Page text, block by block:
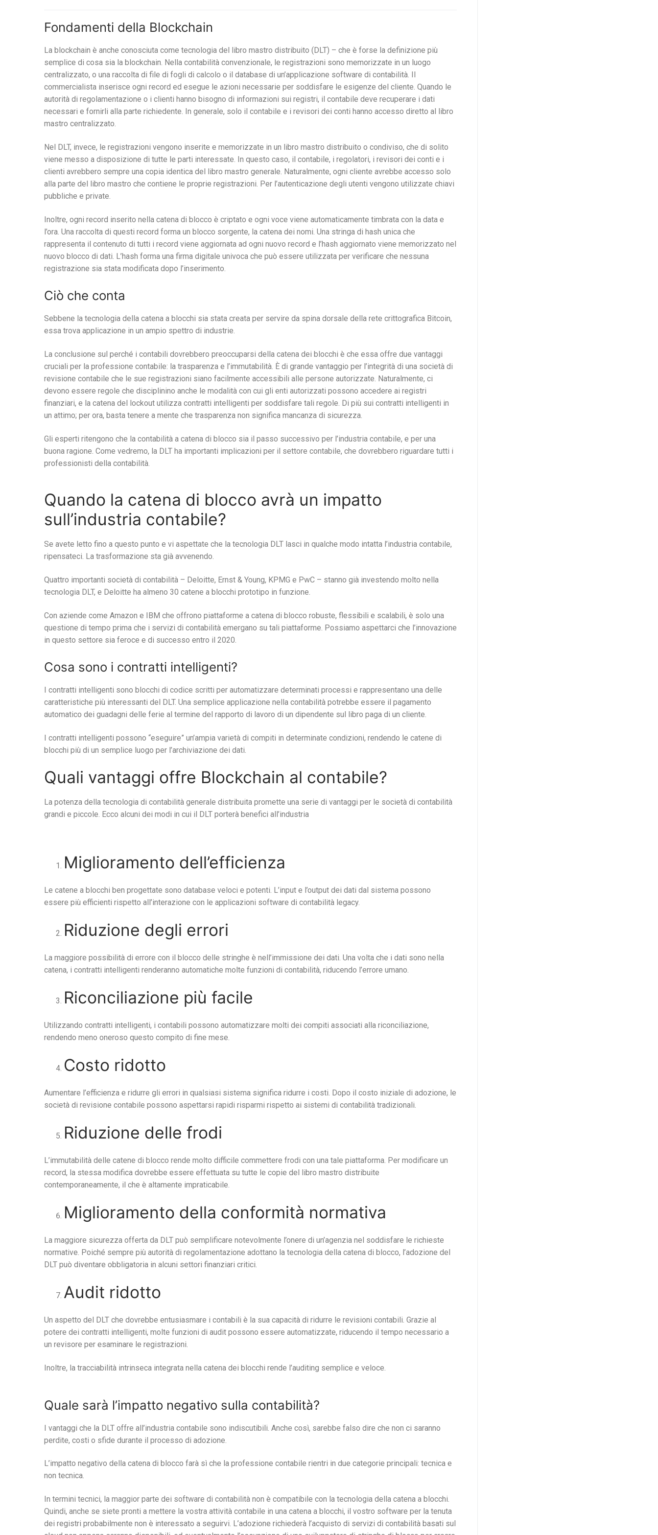
Fondamenti della Blockchain
La blockchain è anche conosciuta come tecnologia del libro mastro distribuito (DLT) – che è forse la definizione più
semplice di cosa sia la blockchain. Nella contabilità convenzionale, le registrazioni sono memorizzate in un luogo
centralizzato, o una raccolta di file di fogli di calcolo o il database di un’applicazione software di contabilità. Il
commercialista inserisce ogni record ed esegue le azioni necessarie per soddisfare le esigenze del cliente. Quando le
autorità di regolamentazione o i clienti hanno bisogno di informazioni sui registri, il contabile deve recuperare i dati
necessari e fornirli alla parte richiedente. In generale, solo il contabile e i revisori dei conti hanno accesso diretto al libro
mastro centralizzato.
Nel DLT, invece, le registrazioni vengono inserite e memorizzate in un libro mastro distribuito o condiviso, che di solito
viene messo a disposizione di tutte le parti interessate. In questo caso, il contabile, i regolatori, i revisori dei conti e i
clienti avrebbero sempre una copia identica del libro mastro generale. Naturalmente, ogni cliente avrebbe accesso solo
alla parte del libro mastro che contiene le proprie registrazioni. Per l’autenticazione degli utenti vengono utilizzate chiavi
pubbliche e private.
Inoltre, ogni record inserito nella catena di blocco è criptato e ogni voce viene automaticamente timbrata con la data e
l’ora. Una raccolta di questi record forma un blocco sorgente, la catena dei nomi. Una stringa di hash unica che
rappresenta il contenuto di tutti i record viene aggiornata ad ogni nuovo record e l’hash aggiornato viene memorizzato nel
nuovo blocco di dati. L’hash forma una firma digitale univoca che può essere utilizzata per verificare che nessuna
registrazione sia stata modificata dopo l’inserimento.
Ciò che conta
Sebbene la tecnologia della catena a blocchi sia stata creata per servire da spina dorsale della rete crittografica Bitcoin,
essa trova applicazione in un ampio spettro di industrie.
La conclusione sul perché i contabili dovrebbero preoccuparsi della catena dei blocchi è che essa offre due vantaggi
cruciali per la professione contabile: la trasparenza e l’immutabilità. È di grande vantaggio per l’integrità di una società di
revisione contabile che le sue registrazioni siano facilmente accessibili alle persone autorizzate. Naturalmente, ci
devono essere regole che disciplinino anche le modalità con cui gli enti autorizzati possono accedere ai registri
finanziari, e la catena del lockout utilizza contratti intelligenti per soddisfare tali regole. Di più sui contratti intelligenti in
un attimo; per ora, basta tenere a mente che trasparenza non significa mancanza di sicurezza.
Gli esperti ritengono che la contabilità a catena di blocco sia il passo successivo per l’industria contabile, e per una
buona ragione. Come vedremo, la DLT ha importanti implicazioni per il settore contabile, che dovrebbero riguardare tutti i
professionisti della contabilità.
Quando la catena di blocco avrà un impatto
sull’industria contabile?
Se avete letto fino a questo punto e vi aspettate che la tecnologia DLT lasci in qualche modo intatta l’industria contabile,
ripensateci. La trasformazione sta già avvenendo.
Quattro importanti società di contabilità – Deloitte, Ernst & Young, KPMG e PwC – stanno già investendo molto nella
tecnologia DLT, e Deloitte ha almeno 30 catene a blocchi prototipo in funzione.
Con aziende come Amazon e IBM che offrono piattaforme a catena di blocco robuste, flessibili e scalabili, è solo una
questione di tempo prima che i servizi di contabilità emergano su tali piattaforme. Possiamo aspettarci che l’innovazione
in questo settore sia feroce e di successo entro il 2020.
Cosa sono i contratti intelligenti?
I contratti intelligenti sono blocchi di codice scritti per automatizzare determinati processi e rappresentano una delle
caratteristiche più interessanti del DLT. Una semplice applicazione nella contabilità potrebbe essere il pagamento
automatico dei guadagni delle ferie al termine del rapporto di lavoro di un dipendente sul libro paga di un cliente.
I contratti intelligenti possono “eseguire” un’ampia varietà di compiti in determinate condizioni, rendendo le catene di
blocchi più di un semplice luogo per l’archiviazione dei dati.
Quali vantaggi offre Blockchain al contabile?
La potenza della tecnologia di contabilità generale distribuita promette una serie di vantaggi per le società di contabilità
grandi e piccole. Ecco alcuni dei modi in cui il DLT porterà benefici all’industria
Miglioramento dell’efficienza
Le catene a blocchi ben progettate sono database veloci e potenti. L’input e l’output dei dati dal sistema possono
essere più efficienti rispetto all’interazione con le applicazioni software di contabilità legacy.
Riduzione degli errori
La maggiore possibilità di errore con il blocco delle stringhe è nell’immissione dei dati. Una volta che i dati sono nella
catena, i contratti intelligenti renderanno automatiche molte funzioni di contabilità, riducendo l’errore umano.
Riconciliazione più facile
Utilizzando contratti intelligenti, i contabili possono automatizzare molti dei compiti associati alla riconciliazione,
rendendo meno oneroso questo compito di fine mese.
Costo ridotto
Aumentare l’efficienza e ridurre gli errori in qualsiasi sistema significa ridurre i costi. Dopo il costo iniziale di adozione, le
società di revisione contabile possono aspettarsi rapidi risparmi rispetto ai sistemi di contabilità tradizionali.
Riduzione delle frodi
L’immutabilità delle catene di blocco rende molto difficile commettere frodi con una tale piattaforma. Per modificare un
record, la stessa modifica dovrebbe essere effettuata su tutte le copie del libro mastro distribuite
contemporaneamente, il che è altamente impraticabile.
Miglioramento della conformità normativa
La maggiore sicurezza offerta da DLT può semplificare notevolmente l’onere di un’agenzia nel soddisfare le richieste
normative. Poiché sempre più autorità di regolamentazione adottano la tecnologia della catena di blocco, l’adozione del
DLT può diventare obbligatoria in alcuni settori finanziari critici.
Audit ridotto
Un aspetto del DLT che dovrebbe entusiasmare i contabili è la sua capacità di ridurre le revisioni contabili. Grazie al
potere dei contratti intelligenti, molte funzioni di audit possono essere automatizzate, riducendo il tempo necessario a
un revisore per esaminare le registrazioni.
Inoltre, la tracciabilità intrinseca integrata nella catena dei blocchi rende l’auditing semplice e veloce.
Quale sarà l’impatto negativo sulla contabilità?
I vantaggi che la DLT offre all’industria contabile sono indiscutibili. Anche così, sarebbe falso dire che non ci saranno
perdite, costi o sfide durante il processo di adozione.
L’impatto negativo della catena di blocco farà sì che la professione contabile rientri in due categorie principali: tecnica e
non tecnica.
In termini tecnici, la maggior parte dei software di contabilità non è compatibile con la tecnologia della catena a blocchi.
Quindi, anche se siete pronti a mettere la vostra attività contabile in una catena a blocchi, il vostro software per la tenuta
dei registri probabilmente non è interessato a seguirvi. L’adozione richiederà l’acquisto di servizi di contabilità basati sul